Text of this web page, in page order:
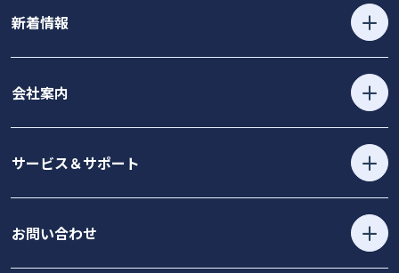
新着情報
会社案内
サービス＆サポート
お問い合わせ